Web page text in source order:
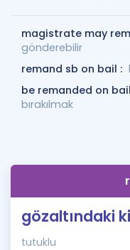
magistrate may
gönderebilir
remand sb on bail :
be remanded on
bırakılmak
gözaltındaki
tutuklu